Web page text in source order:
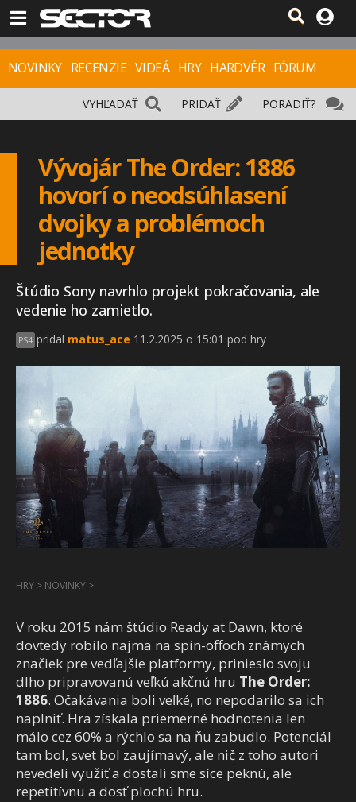
NOVINKY RECENZIE VIDEÁ HRY HARDVÉR FÓRUM
PORADIŤ?
PRIDAŤ
VYHĽADAŤ
Vývojár The Order: 1886
hovorí o neodsúhlasení
dvojky a problémoch
jednotky
Štúdio Sony navrhlo projekt pokračovania, ale
vedenie ho zamietlo.
PS4 pridal matus_ace 11.2.2025 o 15:01 pod hry
HRY > NOVINKY >
V roku 2015 nám štúdio Ready at Dawn, ktoré
dovtedy robilo najmä na spin-offoch známych
značiek pre vedľajšie platformy, prinieslo svoju
dlho pripravovanú veľkú akčnú hru The Order:
1886. Očakávania boli veľké, no nepodarilo sa ich
naplniť. Hra získala priemerné hodnotenia len
málo cez 60% a rýchlo sa na ňu zabudlo. Potenciál
tam bol, svet bol zaujímavý, ale nič z toho autori
nevedeli využiť a dostali sme síce peknú, ale
repetitívnu a dosť plochú hru.